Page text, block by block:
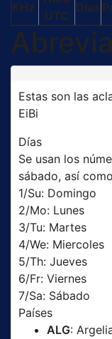
KHz
UTC
Días
Estas son las
EiBi
Días
Se usan los
sábado, así
1/Su: Domingo
2/Mo: Lunes
3/Tu: Martes
4/We: Miercoles
5/Th: Jueves
6/Fr: Viernes
7/Sa: Sábado
Países
ALG: